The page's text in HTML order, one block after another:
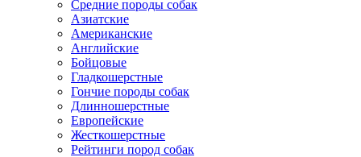
Средние породы собак
Азиатские
Американские
Английские
Бойцовые
Гладкошерстные
Гончие породы собак
Длинношерстные
Европейские
Жесткошерстные
Рейтинги пород собак